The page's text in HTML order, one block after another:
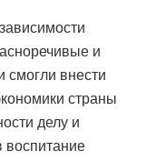
и
внести
страны
делу и
воспитание